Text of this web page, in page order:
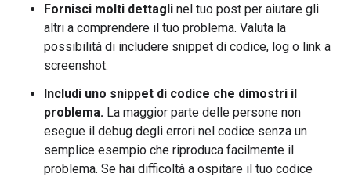
Fornisci molti dettagli nel tuo post per aiutare gli
altri a comprendere il tuo problema. Valuta la
possibilità di includere snippet di codice, log o link a
screenshot.
Includi uno snippet di codice che dimostri il
problema. La maggior parte delle persone non
esegue il debug degli errori nel codice senza un
semplice esempio che riproduca facilmente il
problema. Se hai difficoltà a ospitare il tuo codice